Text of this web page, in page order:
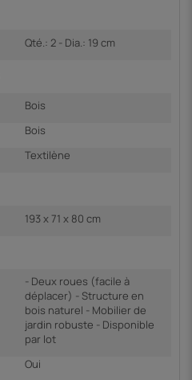
Qté.: 2 - Dia.: 19 cm
Bois
Bois
Textilène
193 x 71 x 80 cm
- Deux roues (facile à
déplacer) - Structure en
bois naturel - Mobilier de
jardin robuste - Disponible
par lot
Oui